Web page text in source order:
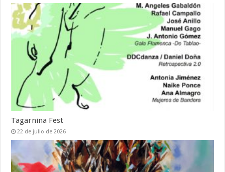
Tagarnina Fest
22 de julio de 2026